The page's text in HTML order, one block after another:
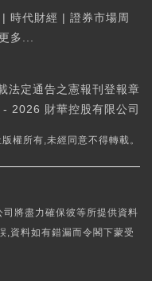
| 時代財經 | 證券市場周
多...
法定通告之憲報刊登報章
2026 財華控股有限公司
權所有,未經同意不得轉載。
將盡力確保彼等所提供資料
,資料如有錯漏而令閣下蒙受